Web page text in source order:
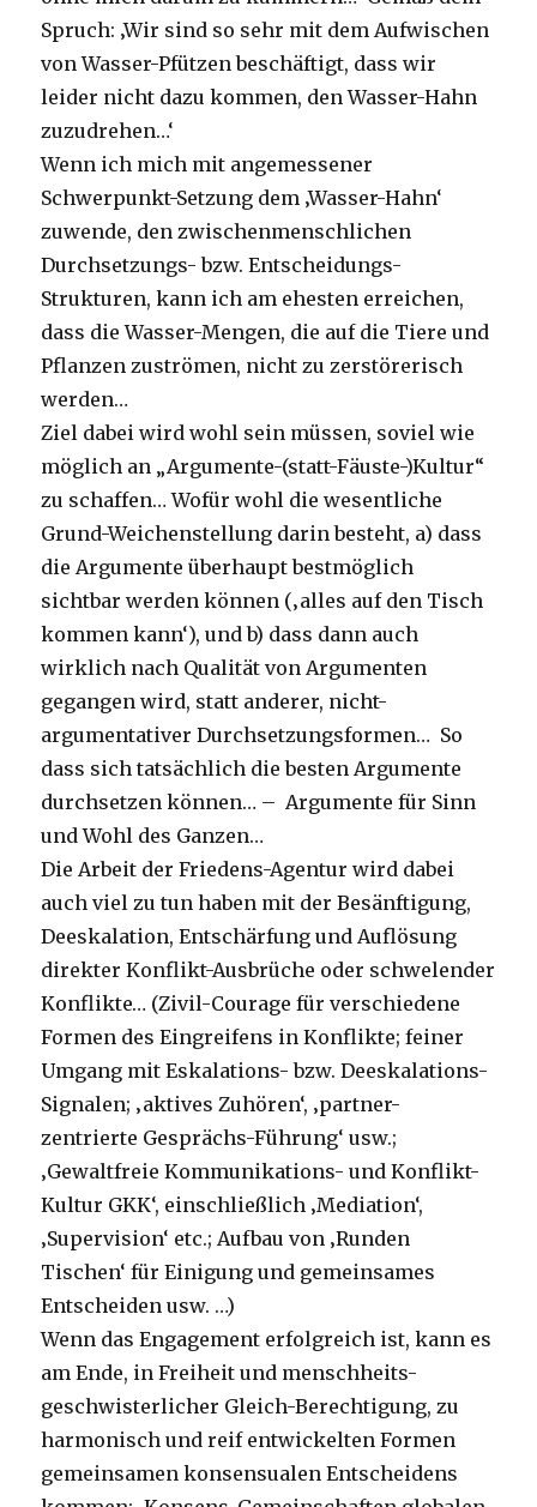
Spruch: ‚Wir sind so sehr mit dem Aufwischen
von Wasser-Pfützen beschäftigt, dass wir
leider nicht dazu kommen, den Wasser-Hahn
zuzudrehen…‘
Wenn ich mich mit angemessener
Schwerpunkt-Setzung dem ‚Wasser-Hahn‘
zuwende, den zwischenmenschlichen
Durchsetzungs- bzw. Entscheidungs-
Strukturen, kann ich am ehesten erreichen,
dass die Wasser-Mengen, die auf die Tiere und
Pflanzen zuströmen, nicht zu zerstörerisch
werden…
Ziel dabei wird wohl sein müssen, soviel wie
möglich an „Argumente-(statt-Fäuste-)Kultur“
zu schaffen… Wofür wohl die wesentliche
Grund-Weichenstellung darin besteht, a) dass
die Argumente überhaupt bestmöglich
sichtbar werden können (‚alles auf den Tisch
kommen kann‘), und b) dass dann auch
wirklich nach Qualität von Argumenten
gegangen wird, statt anderer, nicht-
argumentativer Durchsetzungsformen… So
dass sich tatsächlich die besten Argumente
durchsetzen können… – Argumente für Sinn
und Wohl des Ganzen…
Die Arbeit der Friedens-Agentur wird dabei
auch viel zu tun haben mit der Besänftigung,
Deeskalation, Entschärfung und Auflösung
direkter Konflikt-Ausbrüche oder schwelender
Konflikte… (Zivil-Courage für verschiedene
Formen des Eingreifens in Konflikte; feiner
Umgang mit Eskalations- bzw. Deeskalations-
Signalen; ‚aktives Zuhören‘, ‚partner-
zentrierte Gesprächs-Führung‘ usw.;
‚Gewaltfreie Kommunikations- und Konflikt-
Kultur GKK‘, einschließlich ‚Mediation‘,
‚Supervision‘ etc.; Aufbau von ‚Runden
Tischen‘ für Einigung und gemeinsames
Entscheiden usw. …)
Wenn das Engagement erfolgreich ist, kann es
am Ende, in Freiheit und menschheits-
geschwisterlicher Gleich-Berechtigung, zu
harmonisch und reif entwickelten Formen
gemeinsamen konsensualen Entscheidens